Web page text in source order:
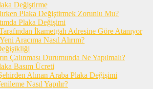
Değiştirme
Plaka Değiştirmek Zorunlu Mu?
Plaka Değişimi
İkametgah Adresine Göre Atanıyor
Aracıma Nasıl Alırım?
Çalınması Durumunda Ne Yapılmalı?
Basım Ücreti
Alınan Araba Plaka Değişimi
Nasıl Yapılır?